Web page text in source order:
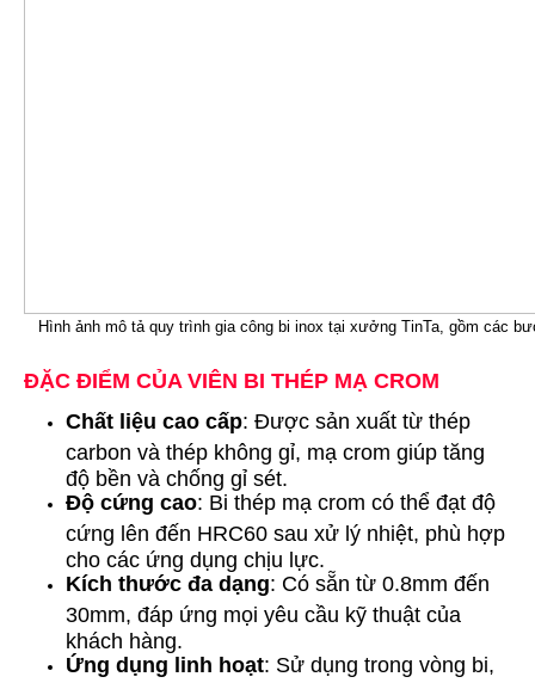
Hình ảnh mô tả quy trình gia công bi inox tại xưởng TinTa, gồm các
ĐẶC ĐIỂM CỦA VIÊN BI THÉP MẠ CROM
Chất liệu cao cấp: Được sản xuất từ thép
carbon và thép không gỉ, mạ crom giúp tăng
độ bền và chống gỉ sét.
Độ cứng cao: Bi thép mạ crom có thể đạt độ
cứng lên đến HRC60 sau xử lý nhiệt, phù hợp
cho các ứng dụng chịu lực.
Kích thước đa dạng: Có sẵn từ 0.8mm đến
30mm, đáp ứng mọi yêu cầu kỹ thuật của
khách hàng.
Ứng dụng linh hoạt: Sử dụng trong vòng bi,